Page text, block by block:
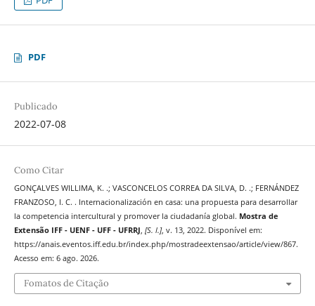
PDF
Publicado
2022-07-08
Como Citar
GONÇALVES WILLIMA, K. .; VASCONCELOS CORREA DA SILVA, D. .; FERNÁNDEZ
FRANZOSO, I. C. . Internacionalización en casa: una propuesta para desarrollar
la competencia intercultural y promover la ciudadanía global. Mostra de
Extensão IFF - UENF - UFF - UFRRJ, [S. l.], v. 13, 2022. Disponível em:
https://anais.eventos.iff.edu.br/index.php/mostradeextensao/article/view/867.
Acesso em: 6 ago. 2026.
Fomatos de Citação